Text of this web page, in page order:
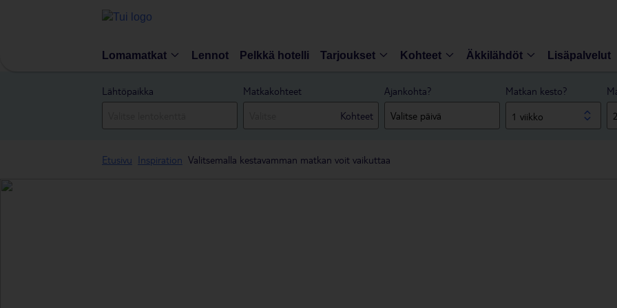
Lomamatkat Lennot Pelkkä hotelli Tarjoukset Kohteet Äkkilähdöt Lisäpalvelut
Lähtöpaikka
Matkakohteet
Kohteet
Ajankohta? Matkan kesto?
1 viikko
Etusivu Inspiration Valitsemalla kestavamman matkan voit vaikuttaa